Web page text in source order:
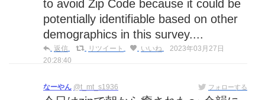
to avoid Zip Code because it could be
potentially identifiable based on other
demographics in this survey....
返信 リツイート いいね
2023年03月27日
20:28:40
なーやん @t_mt_s1936 フォローする